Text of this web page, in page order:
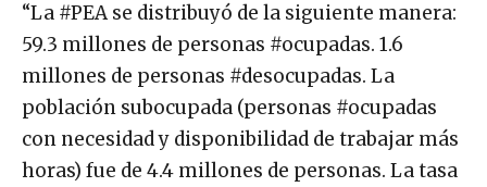
“La #PEA se distribuyó de la siguiente manera:
59.3 millones de personas #ocupadas. 1.6
millones de personas #desocupadas. La
población subocupada (personas #ocupadas
con necesidad y disponibilidad de trabajar más
horas) fue de 4.4 millones de personas. La tasa